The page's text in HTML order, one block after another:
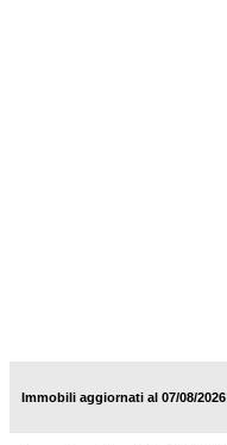
Immobili aggiornati al 07/08/2026